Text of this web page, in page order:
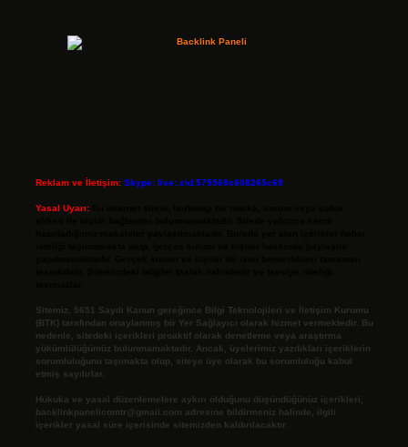
Reklam ve İletişim: Skype: live:.cid.575569c608265c69
Yasal Uyarı:
Sitemiz, 5651 Sayılı Kanun gereğince Bilgi Teknolojileri ve İletişim Kurumu
(BTK) tarafından onaylanmış bir Yer Sağlayıcı olarak hizmet vermektedir. Bu
nedenle, sitedeki içerikleri proaktif olarak denetleme veya araştırma
yükümlülüğümüz bulunmamaktadır. Ancak, üyelerimiz yazdıkları içeriklerin
sorumluluğunu taşımakta olup, siteye üye olarak bu sorumluluğu kabul
etmiş sayılırlar.
Hukuka ve yasal düzenlemelere aykırı olduğunu düşündüğünüz içerikleri,
backlinkpanelicomtr@gmail.com adresine bildirmeniz halinde, ilgili
içerikler yasal süre içerisinde sitemizden kaldırılacaktır.